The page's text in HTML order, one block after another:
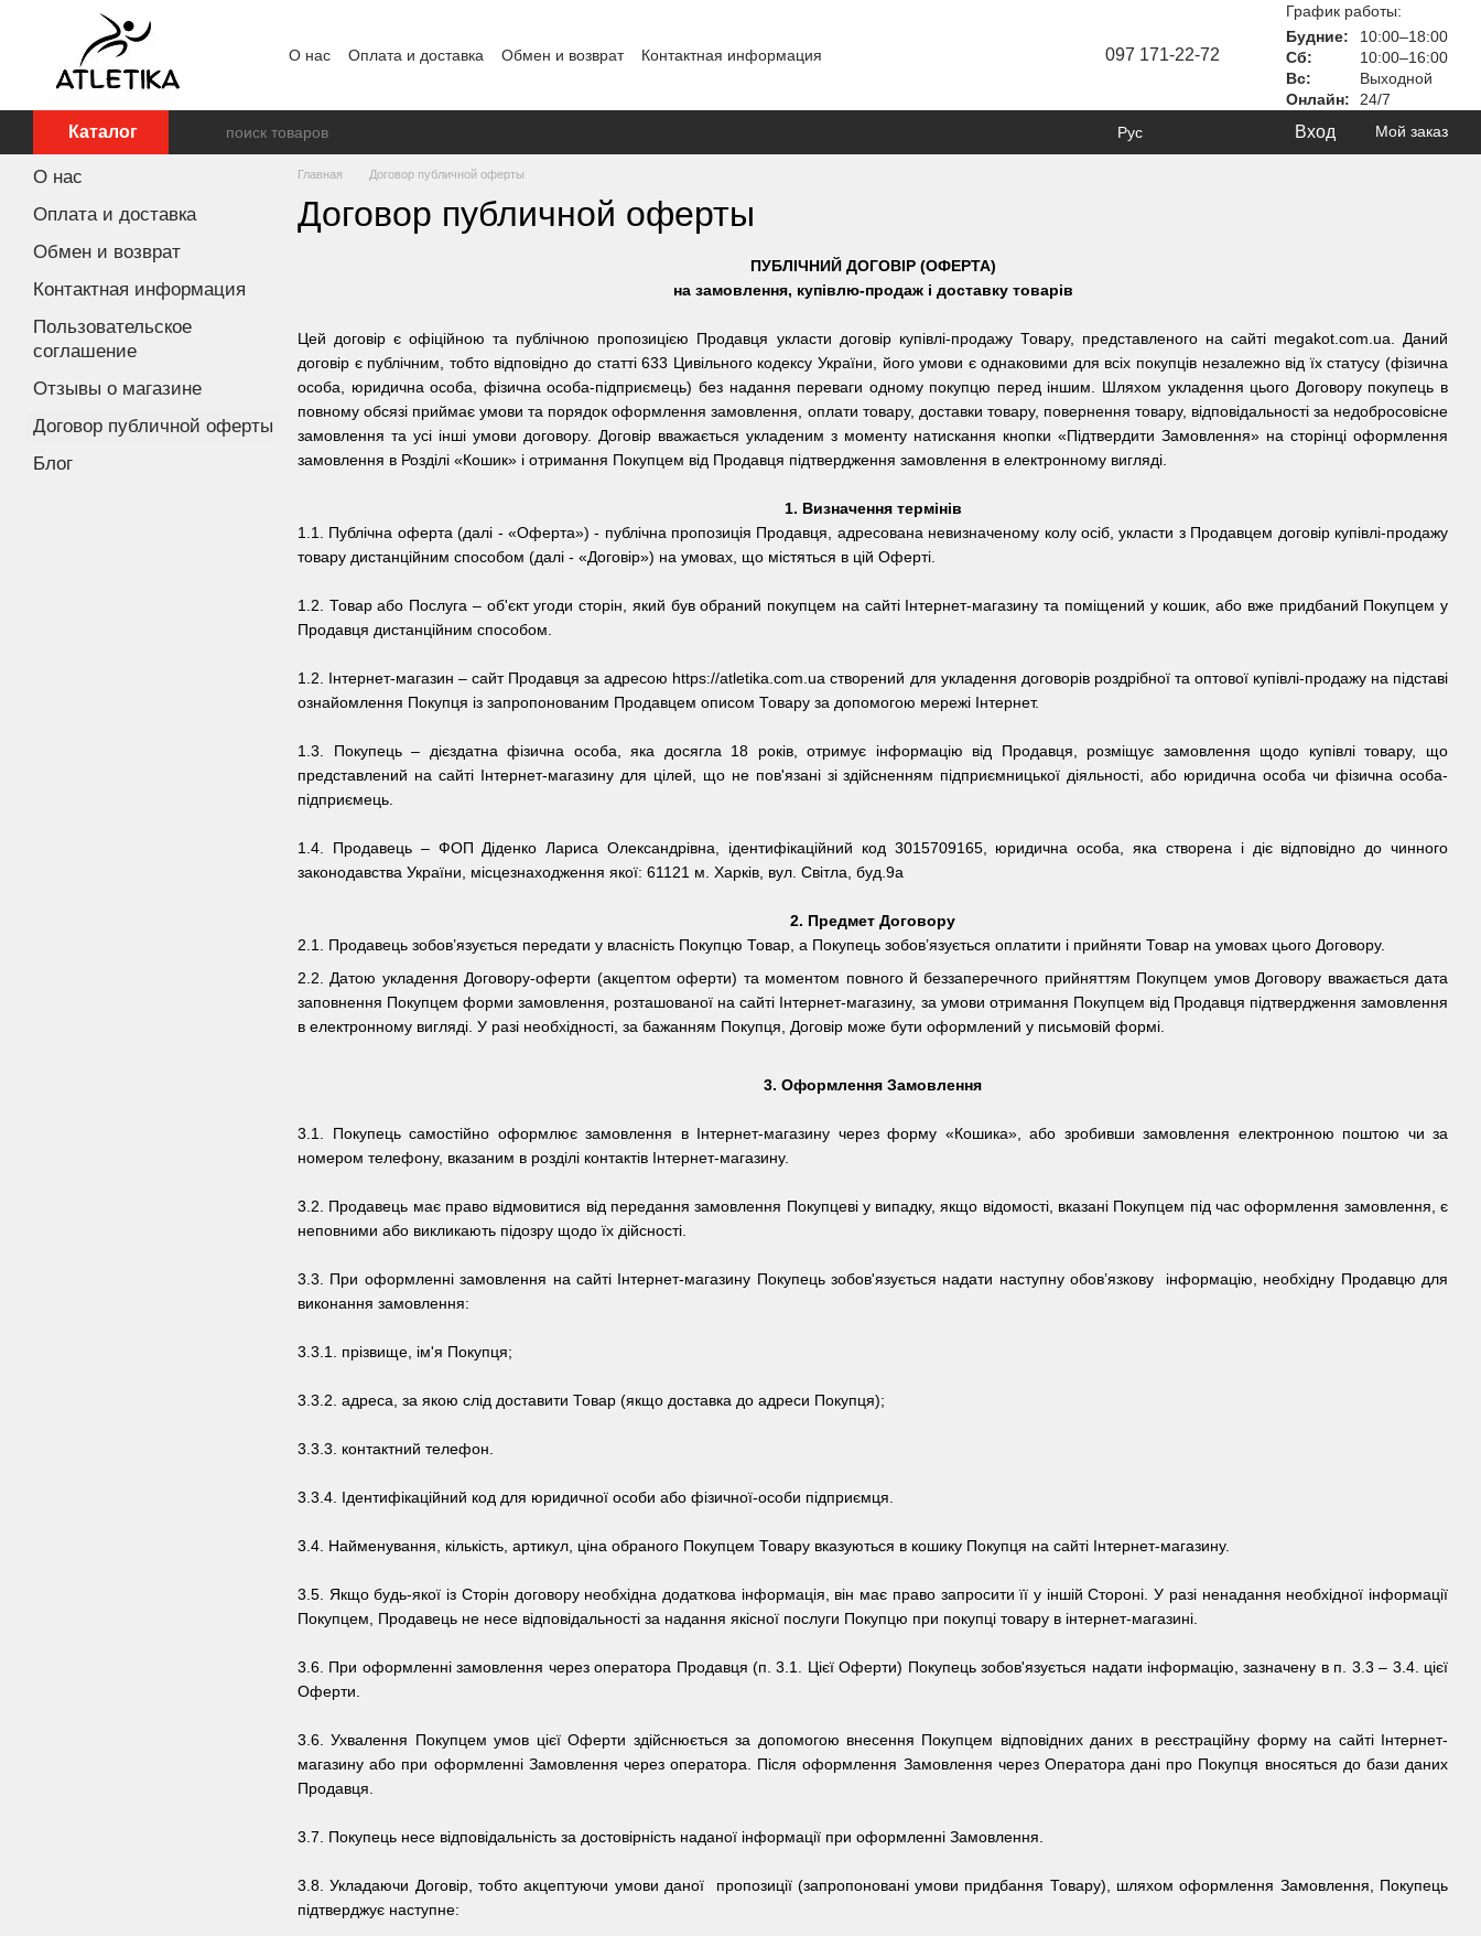
Перейти к основному контенту
О нас Оплата и доставка Обмен и возврат
Контактная информация
097 171-22-72
График работы:
Будние:
10:00–18:00
Сб:
10:00–16:00
Вс:
Выходной
Онлайн:
24/7
Каталог Рус Вход Мой заказ
Главная Договор публичной оферты
Договор публичной оферты
ПУБЛІЧНИЙ ДОГОВІР (ОФЕРТА)
на замовлення, купівлю-продаж і доставку товарів
Цей договір є офіційною та публічною пропозицією Продавця укласти договір купівлі-продажу Товару, представленого на сайті megakot.com.ua. Даний
договір є публічним, тобто відповідно до статті 633 Цивільного кодексу України, його умови є однаковими для всіх покупців незалежно від їх статусу (фізична
особа, юридична особа, фізична особа-підприємець) без надання переваги одному покупцю перед іншим. Шляхом укладення цього Договору покупець в
повному обсязі приймає умови та порядок оформлення замовлення, оплати товару, доставки товару, повернення товару, відповідальності за недобросовісне
замовлення та усі інші умови договору. Договір вважається укладеним з моменту натискання кнопки «Підтвердити Замовлення» на сторінці оформлення
замовлення в Розділі «Кошик» і отримання Покупцем від Продавця підтвердження замовлення в електронному вигляді.
1. Визначення термінів
1.1.
Публічна оферта (далі - «Оферта») - публічна пропозиція Продавця, адресована невизначеному колу осіб, укласти з Продавцем договір купівлі-продажу
товару дистанційним способом (далі - «Договір») на умовах, що містяться в цій Оферті.
1.2. Товар або Послуга – об'єкт угоди сторін, який був обраний покупцем на сайті Інтернет-магазину та поміщений у кошик, або вже придбаний Покупцем у
Продавця дистанційним способом.
1.2. Інтернет-магазин – сайт Продавця за адресою https://atletika.com.ua створений для укладення договорів роздрібної та оптової купівлі-продажу на підставі
ознайомлення Покупця із запропонованим Продавцем описом Товару за допомогою мережі Інтернет.
1.3. Покупець – дієздатна фізична особа, яка досягла 18 років, отримує інформацію від Продавця, розміщує замовлення щодо купівлі товару, що
представлений на сайті Інтернет-магазину для цілей, що не пов'язані зі здійсненням підприємницької діяльності, або юридична особа чи фізична особа-
підприємець.
1.4. Продавець – ФОП Діденко Лариса Олександрівна, ідентифікаційний код 3015709165, юридична особа, яка створена і діє відповідно до чинного
законодавства України, місцезнаходження якої: 61121 м. Харків, вул. Світла, буд.9а
2. Предмет Договору
2.1. Продавець зобов’язується передати у власність Покупцю Товар, а Покупець зобов’язується оплатити і прийняти Товар на умовах цього Договору.
2.2. Датою укладення Договору-оферти (акцептом оферти) та моментом повного й беззаперечного прийняттям Покупцем умов Договору вважається дата
заповнення Покупцем форми замовлення, розташованої на сайті Інтернет-магазину, за умови отримання Покупцем від Продавця підтвердження замовлення
в електронному вигляді. У разі необхідності, за бажанням Покупця, Договір може бути оформлений у письмовій формі.
3. Оформлення Замовлення
3.1. Покупець самостійно оформлює замовлення в Інтернет-магазину через форму «Кошика», або зробивши замовлення електронною поштою чи за
номером телефону, вказаним в розділі контактів Інтернет-магазину.
3.2. Продавець має право відмовитися від передання замовлення Покупцеві у випадку, якщо відомості, вказані Покупцем під час оформлення замовлення, є
неповними або викликають підозру щодо їх дійсності.
3.3. При оформленні замовлення на сайті Інтернет-магазину Покупець зобов'язується надати наступну обов’язкову інформацію, необхідну Продавцю для
виконання замовлення:
3.3.1. прізвище, ім'я Покупця;
3.3.2. адреса, за якою слід доставити Товар (якщо доставка до адреси Покупця);
3.3.3. контактний телефон.
3.3.4. Ідентифікаційний код для юридичної особи або фізичної-особи підприємця.
3.4. Найменування, кількість, артикул, ціна обраного Покупцем Товару вказуються в кошику Покупця на сайті Інтернет-магазину.
3.5. Якщо будь-якої із Сторін договору необхідна додаткова інформація, він має право запросити її у іншій Стороні. У разі ненадання необхідної інформації
Покупцем, Продавець не несе відповідальності за надання якісної послуги Покупцю при покупці товару в інтернет-магазині.
3.6. При оформленні замовлення через оператора Продавця (п. 3.1. Цієї Оферти) Покупець зобов'язується надати інформацію, зазначену в п. 3.3 – 3.4. цієї
Оферти.
3.6. Ухвалення Покупцем умов цієї Оферти здійснюється за допомогою внесення Покупцем відповідних даних в реєстраційну форму на сайті Інтернет-
магазину або при оформленні Замовлення через оператора.
Після оформлення Замовлення через Оператора дані про Покупця вносяться до бази даних
Продавця.
3.7. Покупець несе відповідальність за достовірність наданої інформації при оформленні Замовлення.
3.8. Укладаючи Договір, тобто акцептуючи умови даної пропозиції (запропоновані умови придбання Товару), шляхом оформлення Замовлення, Покупець
підтверджує наступне:
О нас
Оплата и доставка
Обмен и возврат
Контактная информация
Пользовательское
соглашение
Отзывы о магазине
Договор публичной оферты
Блог